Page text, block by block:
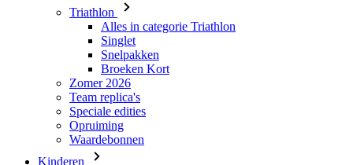
Zomer 2026
Team replica's
Speciale edities
Opruiming
Waardebonnen
Kinderen
Alles in categorie Kinderen
Fietsen
Alles in categorie Fietsen